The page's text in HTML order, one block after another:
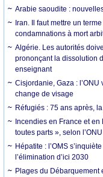
Arabie saoudite :
Iran. Il faut mettre un
condamnations à mort
Algérie. Les autorités
prononçant la dissolution
enseignant
Cisjordanie, Gaza :
change de visage
Réfugiés : 75 ans après,
Incendies en France et
toutes parts », selon l’ONU
Hépatite : l’OMS
l’élimination d’ici 2030
Plages du Débarquement